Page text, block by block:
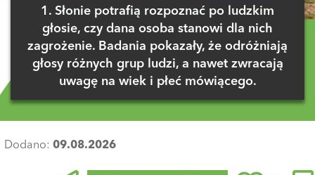
1. Słonie potrafią rozpoznać po ludzkim
głosie, czy dana osoba stanowi dla nich
zagrożenie. Badania pokazały, że odróżniają
głosy różnych grup ludzi, a nawet zwracają
uwagę na wiek i płeć mówiącego.
Dodano: 09.08.2026